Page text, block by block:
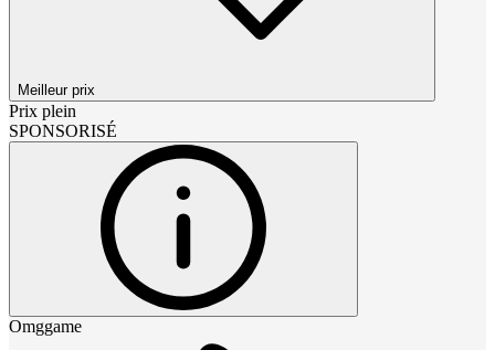
Meilleur prix
Prix plein
SPONSORISÉ
Omggame